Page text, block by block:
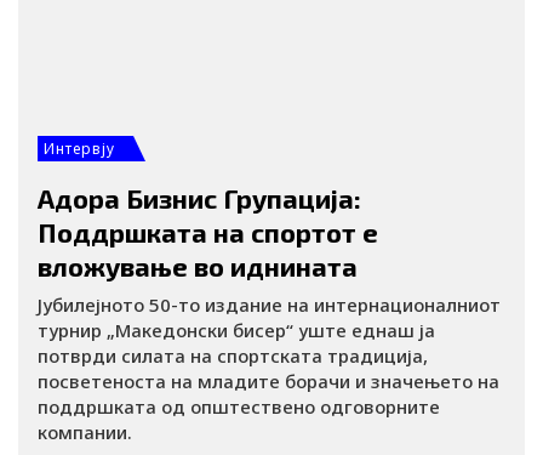
Интервју
Адора Бизнис Групација:
Поддршката на спортот е
вложување во иднината
Јубилејното 50-то издание на интернационалниот
турнир „Македонски бисер“ уште еднаш ја
потврди силата на спортската традиција,
посветеноста на младите борачи и значењето на
поддршката од општествено одговорните
компании.